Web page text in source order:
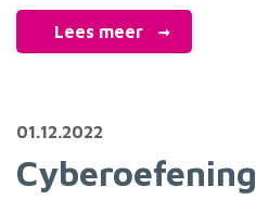
Lees meer
01.12.2022
Cyberoefening